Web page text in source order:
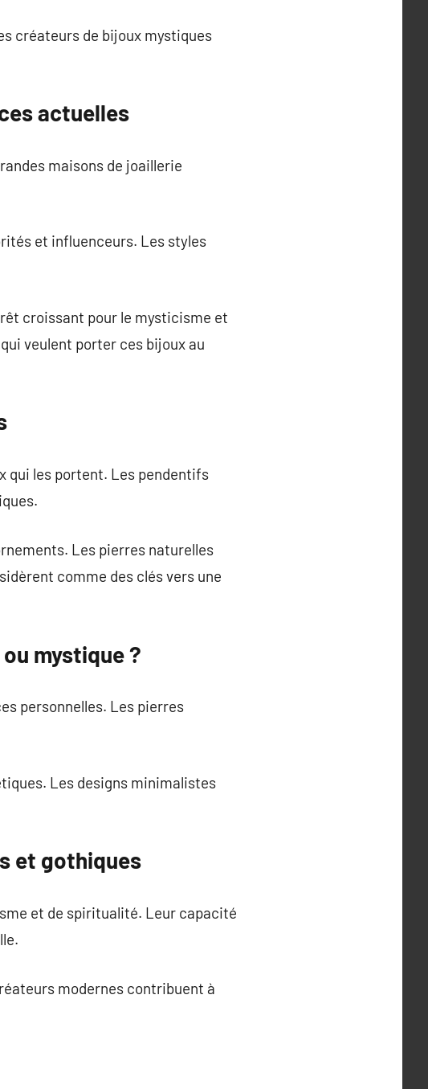
créateurs de bijoux mystiques
actuelles
maisons de joaillerie
et influenceurs. Les styles
croissant pour le mysticisme et
veulent porter ces bijoux au
qui les portent. Les pendentifs
Les pierres naturelles
comme des clés vers une
mystique ?
personnelles. Les pierres
Les designs minimalistes
et gothiques
et de spiritualité. Leur capacité
modernes contribuent à